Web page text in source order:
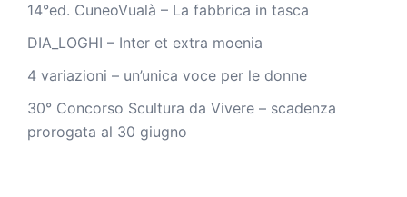
14°ed. CuneoVualà – La fabbrica in tasca
DIA_LOGHI – Inter et extra moenia
4 variazioni – un’unica voce per le donne
30° Concorso Scultura da Vivere – scadenza
prorogata al 30 giugno